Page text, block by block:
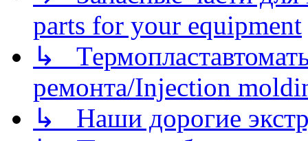
parts for your equipment
↳
ремонта/Injection
↳ Наши дорогие